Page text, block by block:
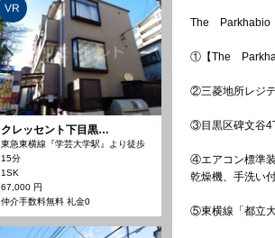
The
①【The
②三菱地所レジ
③目黒区碑文谷4
④エアコン標準
乾燥機、手洗い
⑤東横線「都立
VR
クレッセント下目黒…
東急東横線『学芸大学駅』より徒歩
15分
1SK
67,000 円
仲介手数料無料 礼金0